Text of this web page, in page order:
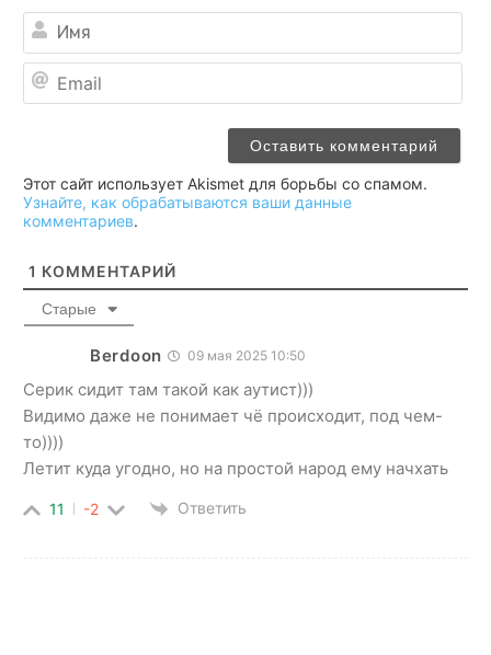
Этот сайт использует Akismet для борьбы со спамом.
Узнайте, как обрабатываются ваши данные
комментариев.
1 КОММЕНТАРИЙ
Старые
Berdoon 09 мая 2025 10:50
Серик сидит там такой как аутист)))
Видимо даже не понимает чё происходит, под чем-
то))))
Летит куда угодно, но на простой народ ему начхать
11 -2 Ответить